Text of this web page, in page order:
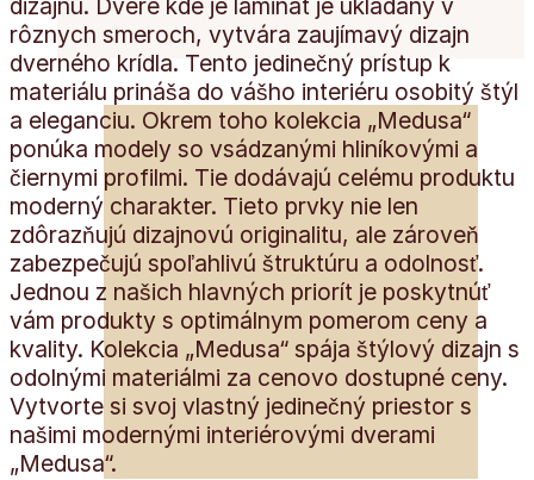
dizajnu. Dvere kde je laminát je ukladaný v
rôznych smeroch, vytvára zaujímavý dizajn
dverného krídla. Tento jedinečný prístup k
materiálu prináša do vášho interiéru osobitý štýl
a eleganciu. Okrem toho kolekcia „Medusa“
ponúka modely so vsádzanými hliníkovými a
čiernymi profilmi. Tie dodávajú celému produktu
moderný charakter. Tieto prvky nie len
zdôrazňujú dizajnovú originalitu, ale zároveň
zabezpečujú spoľahlivú štruktúru a odolnosť.
Jednou z našich hlavných priorít je poskytnúť
vám produkty s optimálnym pomerom ceny a
kvality. Kolekcia „Medusa“ spája štýlový dizajn s
odolnými materiálmi za cenovo dostupné ceny.
Vytvorte si svoj vlastný jedinečný priestor s
našimi modernými interiérovými dverami
„Medusa“.